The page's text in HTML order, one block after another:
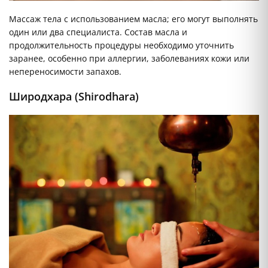
Массаж тела с использованием масла; его могут выполнять
один или два специалиста. Состав масла и
продолжительность процедуры необходимо уточнить
заранее, особенно при аллергии, заболеваниях кожи или
непереносимости запахов.
Широдхара (Shirodhara)